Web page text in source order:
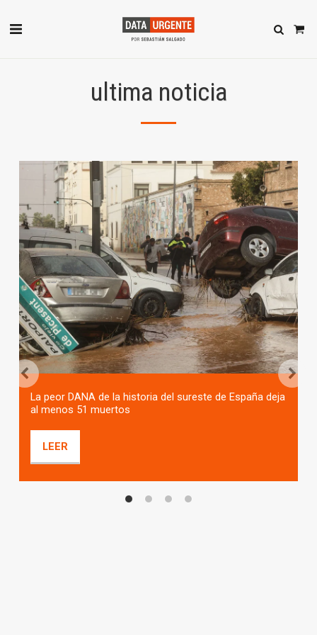
ultima noticia
La peor DANA de la historia del sureste de España deja
al menos 51 muertos
LEER